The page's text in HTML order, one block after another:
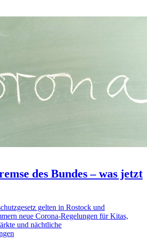
des Bundes – was jetzt
gelten in Rostock und
neue Corona-Regelungen für Kitas,
und nächtliche